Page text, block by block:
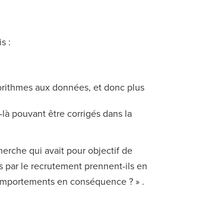
:
aux données, et donc plus
pouvant être corrigés dans la
qui avait pour objectif de
par le recrutement prennent-ils en
en conséquence ? » .